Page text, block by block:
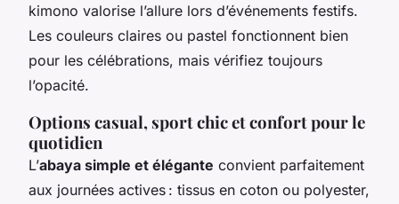
kimono valorise l’allure lors d’événements festifs.
Les couleurs claires ou pastel fonctionnent bien
pour les célébrations, mais vérifiez toujours
l’opacité.
Options casual, sport chic et confort pour le
quotidien
L’abaya simple et élégante convient parfaitement
aux journées actives : tissus en coton ou polyester,